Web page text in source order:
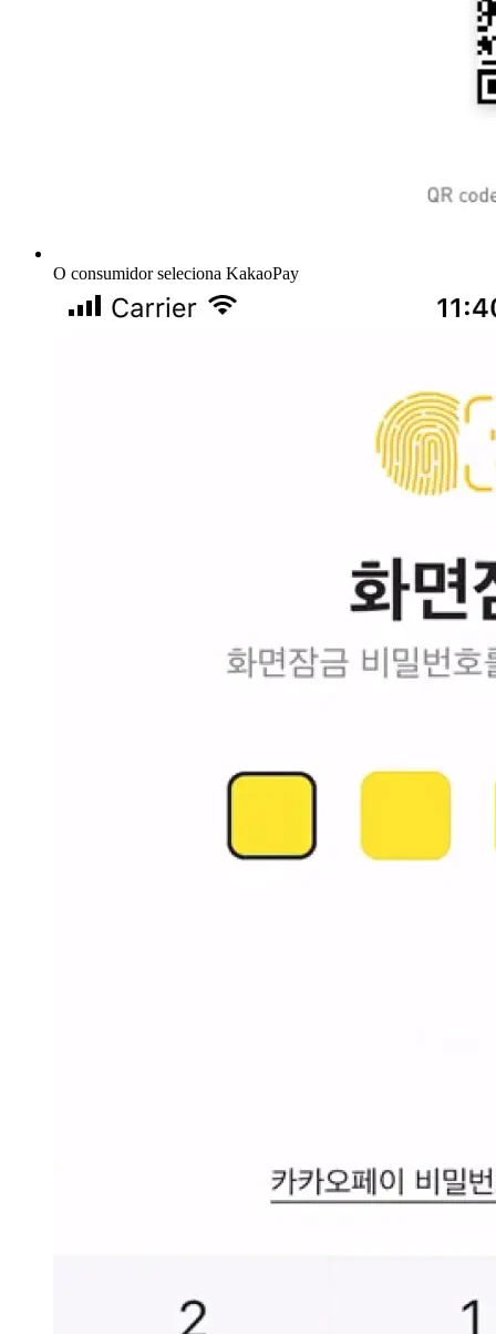
O consumidor seleciona KakaoPay